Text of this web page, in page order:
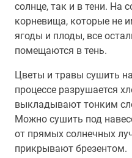
солнце, так и в тени. На
корневища, которые не
ягоды и плоды, все
помещаются в тень.
Цветы и травы сушить
процессе разрушается
выкладывают тонким
Можно сушить под
от прямых солнечных
прикрывают брезентом.